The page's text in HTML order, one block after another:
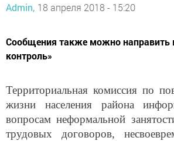
Admin, 18 апреля 2018 - 15:20
Сообщения также можно направить
контроль»
Территориальная комиссия по
жизни населения района
вопросам неформальной
трудовых договоров,